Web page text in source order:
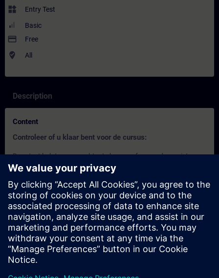
widgets Entry Test
Basic
payment Free
where_to_vote All
Description
Content
Controleer of u klaar bent voor de cursus:
Deze test helpt u om erachter te komen of u over de vereiste
basiskennis beschikt.
De test heeft17 vragen.
Er isgeen tijdslimiet
Als u
meer dan 70% correct
antwoordt, bent u klaar om
aan de cursus deel te nemen.
Als u minder dan 70%scoort, raden wij u aan het
curriculumAutomation Basics en de SITRAIN access
cursusIntroduction to Basics of PLC Programming
leren om uw basis op te bouwen.